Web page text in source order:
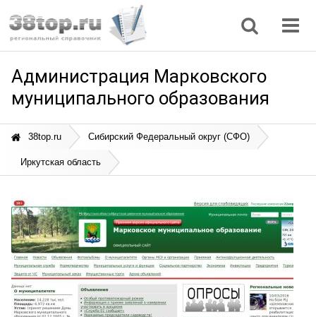
Администрация Марковского
муниципального образования
38top.ru Сибирский Федеральный округ (СФО)
Иркутская область